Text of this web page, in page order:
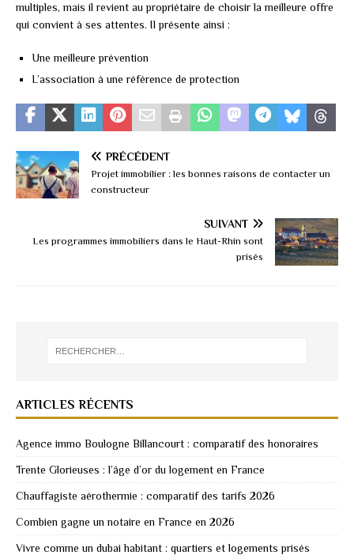
multiples, mais il revient au propriétaire de choisir la meilleure offre
qui convient à ses attentes. Il présente ainsi :
Une meilleure prévention
L’association à une référence de protection
PRÉCÉDENT
Projet immobilier : les bonnes raisons de contacter un
constructeur
SUIVANT
Les programmes immobiliers dans le Haut-Rhin sont
prisés
ARTICLES RÉCENTS
Agence immo Boulogne Billancourt : comparatif des honoraires
Trente Glorieuses : l’âge d’or du logement en France
Chauffagiste aérothermie : comparatif des tarifs 2026
Combien gagne un notaire en France en 2026
Vivre comme un dubai habitant : quartiers et logements prisés